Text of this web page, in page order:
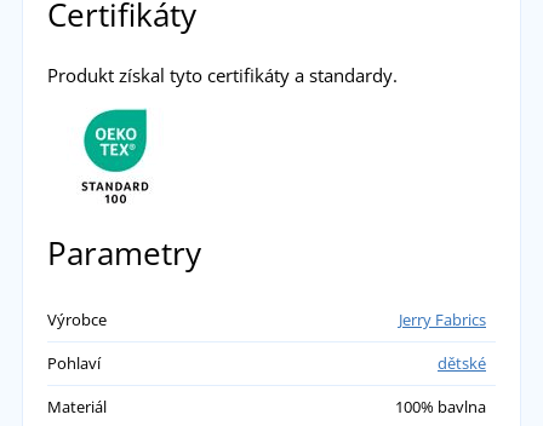
Certifikáty
Produkt získal tyto certifikáty a standardy.
Parametry
Výrobce
Jerry Fabrics
Pohlaví
dětské
Materiál
100% bavlna